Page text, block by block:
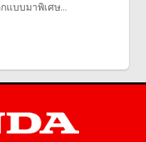
แบบมาพิเศษ...